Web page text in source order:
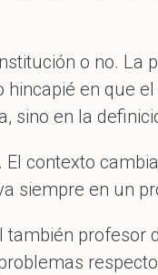
o no. La
hincapié en que
sino en la
contexto
siempre en un
profesor